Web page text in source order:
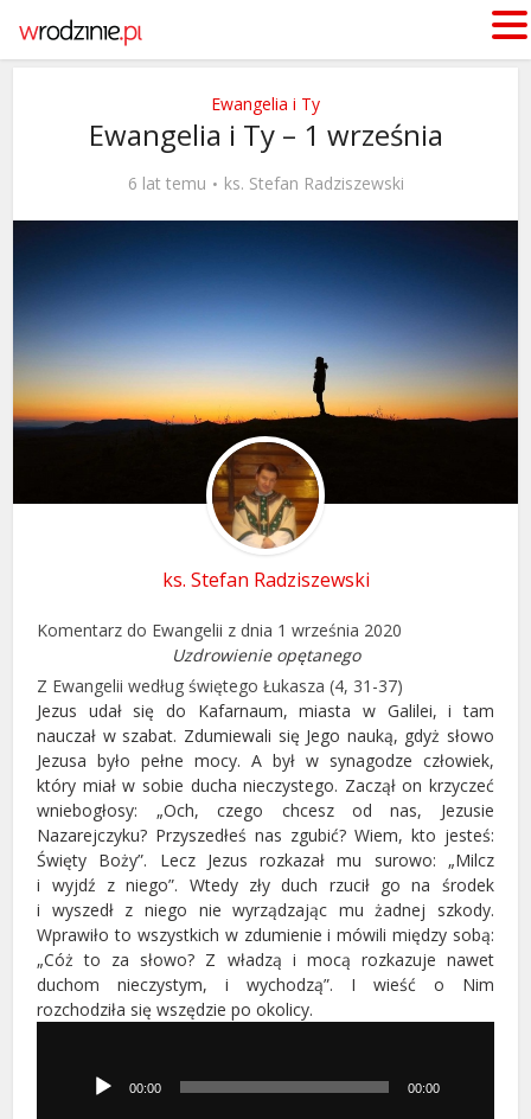
Ewangelia i Ty
Ewangelia i Ty – 1 września
6 lat temu ks. Stefan Radziszewski
ks. Stefan Radziszewski
Komentarz do Ewangelii z dnia 1 września 2020
Uzdrowienie opętanego
Z Ewangelii według świętego Łukasza (4, 31-37)
Jezus udał się do Kafarnaum, miasta w Galilei, i tam
nauczał w szabat. Zdumiewali się Jego nauką, gdyż słowo
Jezusa było pełne mocy. A był w synagodze człowiek,
który miał w sobie ducha nieczystego. Zaczął on krzyczeć
wniebogłosy: „Och, czego chcesz od nas, Jezusie
Nazarejczyku? Przyszedłeś nas zgubić? Wiem, kto jesteś:
Święty Boży”. Lecz Jezus rozkazał mu surowo: „Milcz
i wyjdź z niego”. Wtedy zły duch rzucił go na środek
i wyszedł z niego nie wyrządzając mu żadnej szkody.
Wprawiło to wszystkich w zdumienie i mówili między sobą:
„Cóż to za słowo? Z władzą i mocą rozkazuje nawet
duchom nieczystym, i wychodzą”. I wieść o Nim
rozchodziła się wszędzie po okolicy.
dźwiękowych00:00 00:00